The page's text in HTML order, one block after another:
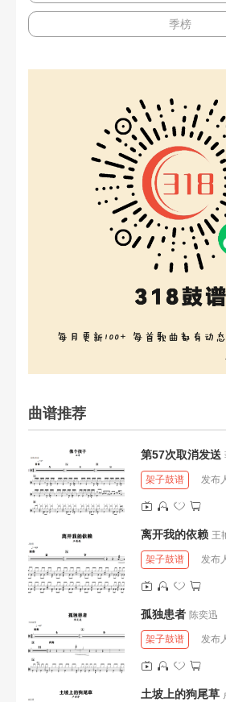
季榜
曲谱推荐
第57次取消发送
架子鼓谱 发布
离开我的依赖 王
架子鼓谱 发布
孤独患者 陈奕迅
架子鼓谱 发布
土坡上的狗尾草